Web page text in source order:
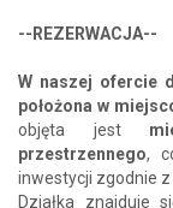
--REZERWACJA--
W naszej ofercie
położona w
objęta jest
przestrzennego,
inwestycji zgodnie
Działka znajduje